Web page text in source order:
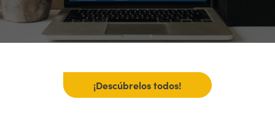
¡Descúbrelos todos!